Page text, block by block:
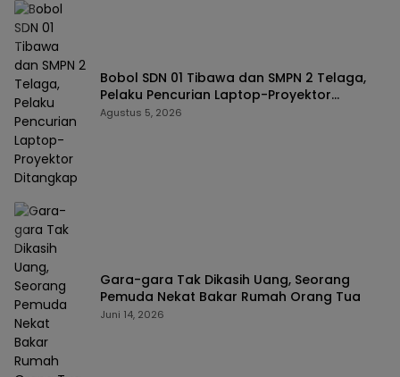
Bobol SDN 01 Tibawa dan SMPN 2 Telaga,
Pelaku Pencurian Laptop-Proyektor
Ditangkap
Agustus 5, 2026
Gara-gara Tak Dikasih Uang, Seorang
Pemuda Nekat Bakar Rumah Orang Tua
Juni 14, 2026